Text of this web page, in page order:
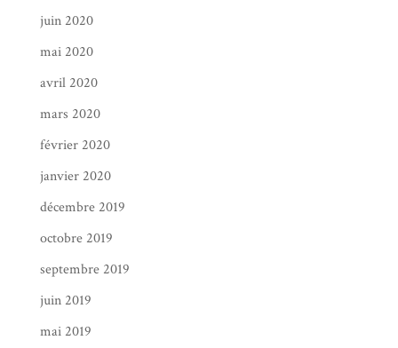
juin 2020
mai 2020
avril 2020
mars 2020
février 2020
janvier 2020
décembre 2019
octobre 2019
septembre 2019
juin 2019
mai 2019